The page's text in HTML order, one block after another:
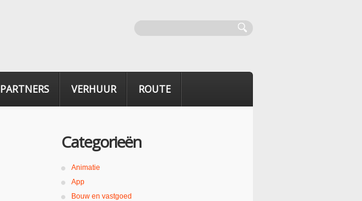
PARTNERS VERHUUR ROUTE
Categorieën
Animatie
App
Bouw en vastgoed